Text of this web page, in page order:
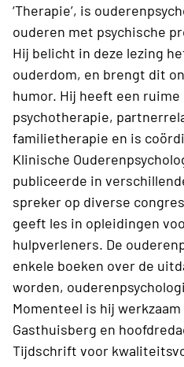
‘Therapie’, is
ouderen met psychische
Hij belicht in deze lezing
ouderdom, en brengt dit
humor. Hij heeft een
psychotherapie,
familietherapie en is
Klinische
publiceerde in
spreker op diverse
geeft les in opleidingen
hulpverleners. De
enkele boeken over de
worden,
Momenteel is hij
Gasthuisberg en
Tijdschrift voor